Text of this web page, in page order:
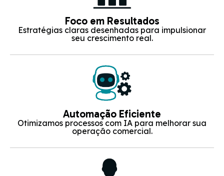
Foco em Resultados
Estratégias claras desenhadas para impulsionar
seu crescimento real.
Automação Eficiente
Otimizamos processos com IA para melhorar sua
operação comercial.